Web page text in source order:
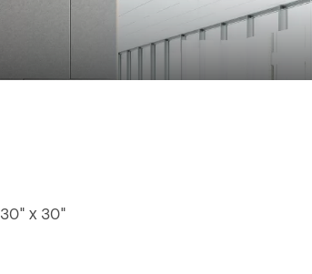
30" x 30"